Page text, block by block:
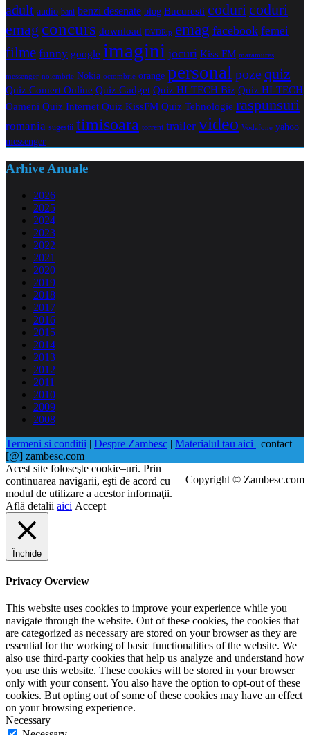
adult audio bani benzi desenate blog Bucuresti coduricoduri
emag concurs download DVDRip emag facebook femei
filme funny google imagini jocuri Kiss FM maramures
messenger noiembrie Nokia octombrie orange personal pozequiz
Quiz Comert Online Quiz Gadget Quiz HI-TECH Biz Quiz HI-TECH
Oameni Quiz Internet Quiz KissFM Quiz Tehnologie raspunsuri
romania sugestii timisoara torrent trailer video Vodafone yahoo
messenger
Arhive Anuale
2026
2025
2024
2023
2022
2021
2020
2019
2018
2017
2016
2015
2014
2013
2012
2011
2010
2009
2008
Termeni si conditii | Despre Zambesc | Materialul tau aici | contact
[@] zambesc.com
Copyright © Zambesc.com
Acest site foloseşte cookie–uri. Prin
continuarea navigarii, eşti de acord cu
modul de utilizare a acestor informaţii.
Află detalii aici Accept
Închide
Privacy Overview
This website uses cookies to improve your experience while you
navigate through the website. Out of these cookies, the cookies that
are categorized as necessary are stored on your browser as they are
essential for the working of basic functionalities of the website. We
also use third-party cookies that help us analyze and understand how
you use this website. These cookies will be stored in your browser
only with your consent. You also have the option to opt-out of these
cookies. But opting out of some of these cookies may have an effect
on your browsing experience.
Necessary